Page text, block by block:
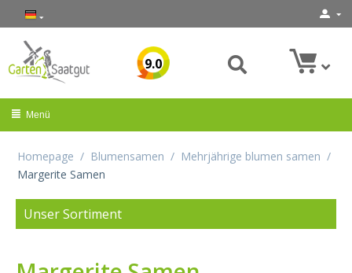
9.0
Menü
Homepage / Blumensamen / Mehrjährige blumen samen /
Margerite Samen
Unser Sortiment